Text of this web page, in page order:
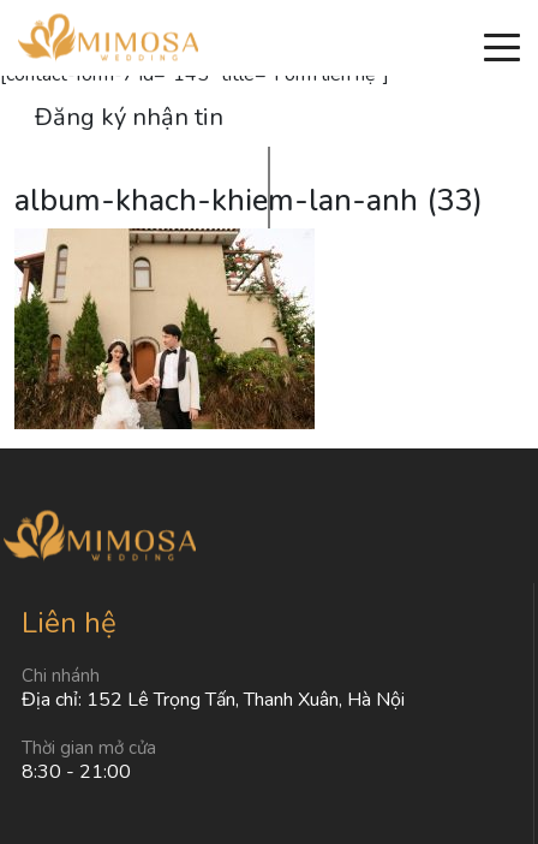
Đăng ký nhận thông tin
[contact-form-7 id="145" title="Form liên hệ"]
Đăng ký nhận tin
album-khach-khiem-lan-anh (33)
Liên hệ
Chi nhánh
Địa chỉ: 152 Lê Trọng Tấn, Thanh Xuân, Hà Nội
Thời gian mở cửa
8:30 - 21:00